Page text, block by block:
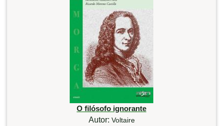
O filósofo ignorante
Autor: Voltaire